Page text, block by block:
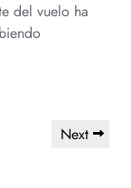
del vuelo ha
Next